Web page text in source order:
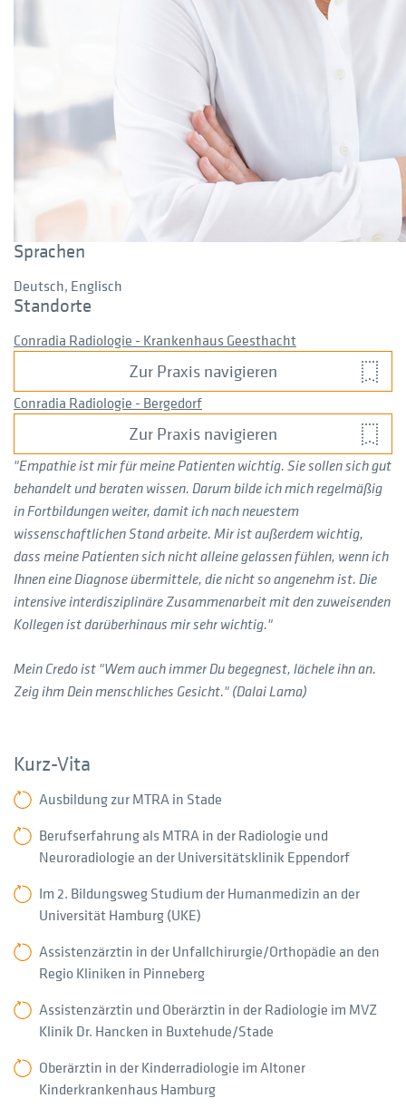
Sprachen
Deutsch, Englisch
Standorte
Conradia Radiologie - Krankenhaus Geesthacht
Zur Praxis navigieren
Conradia Radiologie - Bergedorf
Zur Praxis navigieren
"Empathie ist mir für meine Patienten wichtig. Sie sollen sich gut
behandelt und beraten wissen. Darum bilde ich mich regelmäßig
in Fortbildungen weiter, damit ich nach neuestem
wissenschaftlichen Stand arbeite. Mir ist außerdem wichtig,
dass meine Patienten sich nicht alleine gelassen fühlen, wenn ich
Ihnen eine Diagnose übermittele, die nicht so angenehm ist. Die
intensive interdisziplinäre Zusammenarbeit mit den zuweisenden
Kollegen ist darüberhinaus mir sehr wichtig."
Mein Credo ist "Wem auch immer Du begegnest, lächele ihn an.
Zeig ihm Dein menschliches Gesicht." (Dalai Lama)
Kurz-Vita
Ausbildung zur MTRA in Stade
Berufserfahrung als MTRA in der Radiologie und
Neuroradiologie an der Universitätsklinik Eppendorf
Im 2. Bildungsweg Studium der Humanmedizin an der
Universität Hamburg (UKE)
Assistenzärztin in der Unfallchirurgie/Orthopädie an den
Regio Kliniken in Pinneberg
Assistenzärztin und Oberärztin in der Radiologie im MVZ
Klinik Dr. Hancken in Buxtehude/Stade
Oberärztin in der Kinderradiologie im Altoner
Kinderkrankenhaus Hamburg